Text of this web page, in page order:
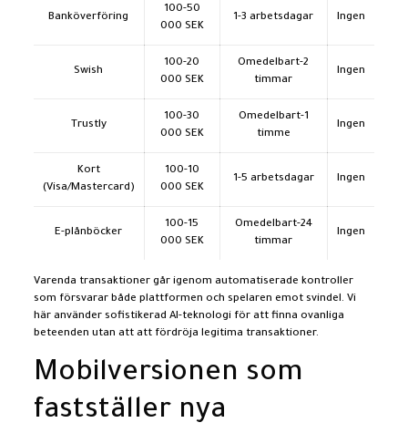
Banköverföring
100-50
000 SEK
1-3 arbetsdagar Ingen
Swish
100-20
000 SEK
Omedelbart-2
timmar
Ingen
Trustly
100-30
000 SEK
Omedelbart-1
timme
Ingen
Kort
(Visa/Mastercard)
100-10
000 SEK
1-5 arbetsdagar Ingen
E-plånböcker
100-15
000 SEK
Omedelbart-24
timmar
Ingen
Varenda transaktioner går igenom automatiserade kontroller
som försvarar både plattformen och spelaren emot svindel. Vi
här använder sofistikerad AI-teknologi för att finna ovanliga
beteenden utan att att fördröja legitima transaktioner.
Mobilversionen som
fastställer nya